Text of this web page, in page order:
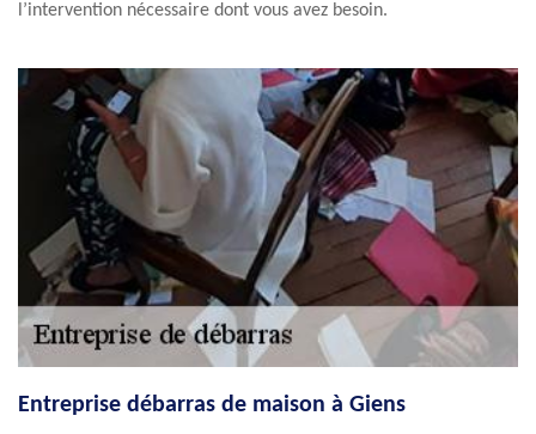
l’intervention nécessaire dont vous avez besoin.
Entreprise débarras de maison à Giens